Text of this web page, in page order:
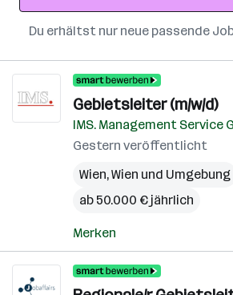
Du erhältst nur neue passende
Gebietsleiter (m/w/d)
IMS. Management Service
Gestern veröffentlicht
Wien,Wien und Umgebung
ab 50.000 € jährlich
Merken